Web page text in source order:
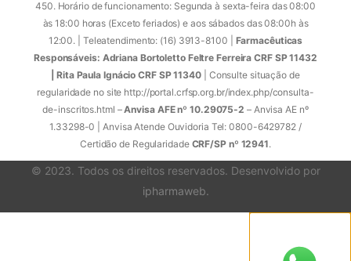
450. Horário de funcionamento: Segunda à sexta-feira das 08:00
às 18:00 horas (Exceto feriados) e aos sábados das 08:00h às
12:00. | Teleatendimento: (16) 3913-8100 | Farmacêuticas
Responsáveis: Adriana Bortoletto Feltre Ferreira CRF SP 11432
| Rita Paula Ignácio CRF SP 11340 | Consulte situação de
regularidade no site http://portal.crfsp.org.br/index.php/consulta-
de-inscritos.html –Anvisa AFE nº 10.29075-2 – Anvisa AE nº
1.33298-0 | Anvisa Atende Ouvidoria Tel: 0800-6429782 /
Certidão de Regularidade CRF/SP nº 12941.
© 2023. Todos os direitos reservados. Desenvolvido por
ipharmaweb.